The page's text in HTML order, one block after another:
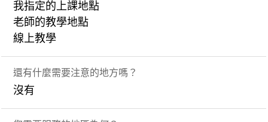
我指定的上課地點
老師的教學地點
線上教學
還有什麼需要注意的地方嗎？
沒有